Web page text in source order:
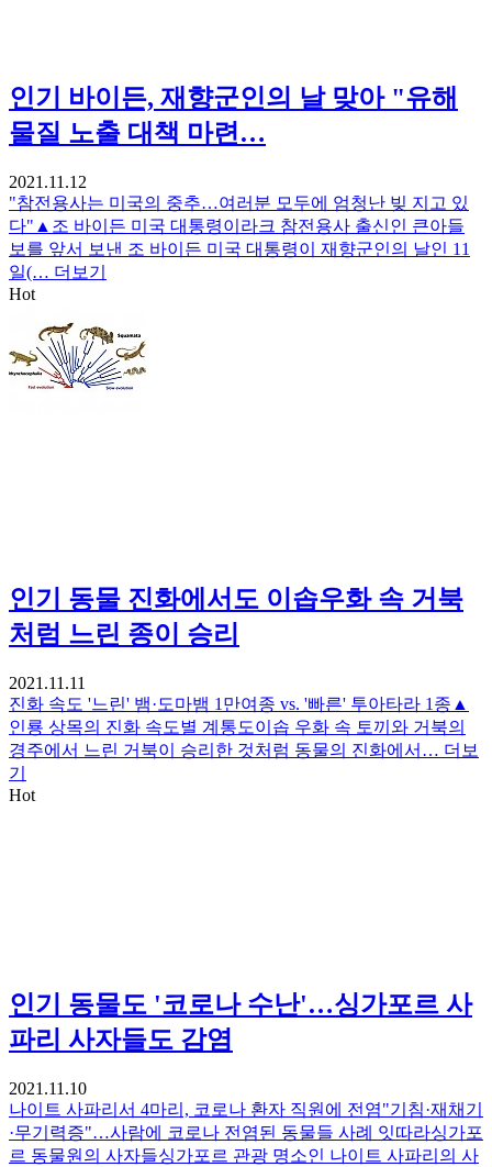
인기
바이든, 재향군인의 날 맞아 "유해
물질 노출 대책 마련…
2021.11.12
"참전용사는 미국의 중추…여러분 모두에 엄청난 빚 지고 있
다"▲조 바이든 미국 대통령이라크 참전용사 출신인 큰아들
보를 앞서 보낸 조 바이든 미국 대통령이 재향군인의 날인 11
일(… 더보기
Hot
인기
동물 진화에서도 이솝우화 속 거북
처럼 느린 종이 승리
2021.11.11
진화 속도 '느린' 뱀·도마뱀 1만여종 vs. '빠른' 투아타라 1종▲
인룡 상목의 진화 속도별 계통도이솝 우화 속 토끼와 거북의
경주에서 느린 거북이 승리한 것처럼 동물의 진화에서… 더보
기
Hot
인기
동물도 '코로나 수난'…싱가포르 사
파리 사자들도 감염
2021.11.10
나이트 사파리서 4마리, 코로나 환자 직원에 전염"기침·재채기
·무기력증"…사람에 코로나 전염된 동물들 사례 잇따라싱가포
르 동물원의 사자들싱가포르 관광 명소인 나이트 사파리의 사